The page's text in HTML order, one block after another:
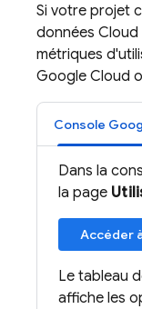
Si votre projet
données Cloud
métriques
Google Cloud
Console
Dans la
la page
Accéder
Le tableau
affiche les